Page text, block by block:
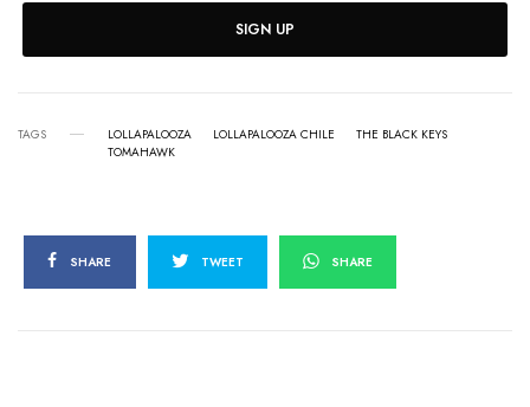
SIGN UP
TAGS LOLLAPALOOZA LOLLAPALOOZA CHILE
THE BLACK KEYS
TOMAHAWK
SHARE TWEET SHARE